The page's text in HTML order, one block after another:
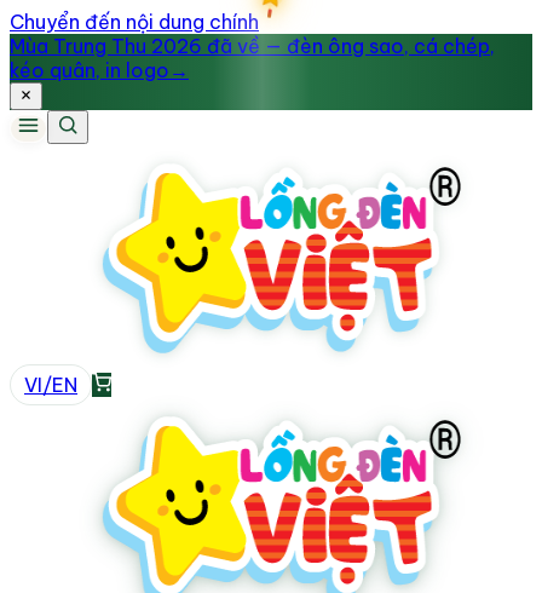
Chuyển đến nội dung chính
Mùa Trung Thu 2026 đã về — đèn ông sao, cá chép,
kéo quân, in logo →
VI/EN